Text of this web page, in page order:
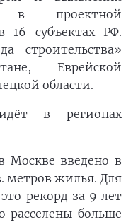
в проектной
16 субъектах РФ.
строительства»
Еврейской
области.
в регионах
Москве введено в
метров жилья. Для
рекорд за 9 лет
расселены больше